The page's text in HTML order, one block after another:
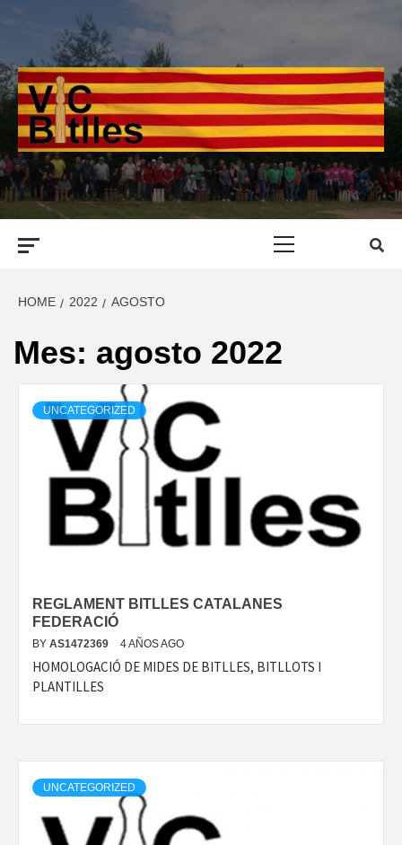
HOME 2022 AGOSTO
Mes: agosto 2022
UNCATEGORIZED
REGLAMENT BITLLES CATALANES
FEDERACIÓ
BY AS1472369 4 AÑOS AGO
HOMOLOGACIÓ DE MIDES DE BITLLES, BITLLOTS I
PLANTILLES
UNCATEGORIZED